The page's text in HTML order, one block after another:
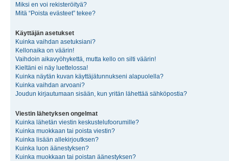
Miksi en voi rekisteröityä?
Mitä “Poista evästeet” tekee?
Käyttäjän asetukset
Kuinka vaihdan asetuksiani?
Kellonaika on väärin!
Vaihdoin aikavyöhykettä, mutta kello on silti väärin!
Kieltäni ei näy luettelossa!
Kuinka näytän kuvan käyttäjätunnukseni alapuolella?
Kuinka vaihdan arvoani?
Joudun kirjautumaan sisään, kun yritän lähettää sähköpostia?
Viestin lähetyksen ongelmat
Kuinka lähetän viestin keskustelufoorumille?
Kuinka muokkaan tai poista viestin?
Kuinka lisään allekirjoutksen?
Kuinka luon äänestyksen?
Kuinka muokkaan tai poistan äänestyksen?